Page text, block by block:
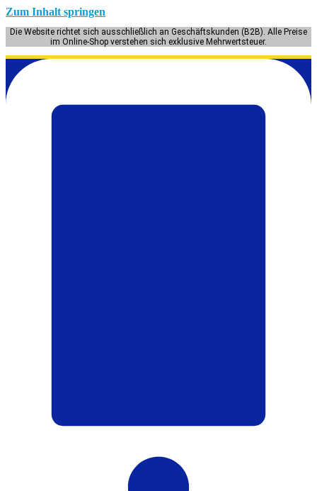
Zum Inhalt springen
Die Website richtet sich ausschließlich an Geschäftskunden (B2B). Alle Preise
im Online-Shop verstehen sich exklusive Mehrwertsteuer.